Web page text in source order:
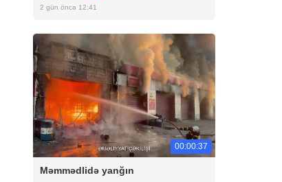
2 gün öncə 12:41
00:00:37
Məmmədlidə yanğın